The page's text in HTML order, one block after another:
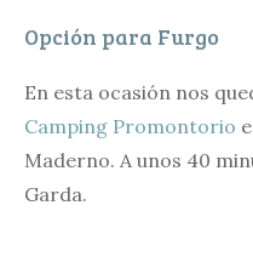
Opción para Furgo
En esta ocasión nos
Camping Promontorio
Maderno. A unos 40
Garda.